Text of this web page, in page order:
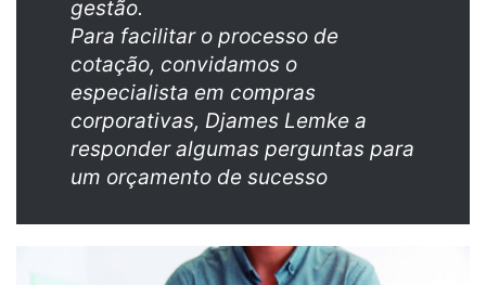
gestão.
Para facilitar o processo de
cotação, convidamos o
especialista em compras
corporativas, Djames Lemke a
responder algumas perguntas para
um orçamento de sucesso